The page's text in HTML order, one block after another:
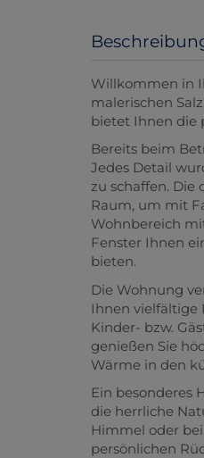
Willkommen in
malerischen
bietet Ihnen die
Bereits beim
Jedes Detail
zu schaffen. Die
Raum, um mit
Wohnbereich
Fenster Ihnen
bieten.
Die Wohnung
Ihnen vielfältige
Kinder- bzw.
genießen Sie
Wärme in den
Ein besonderes
die herrliche
Himmel oder
persönlichen